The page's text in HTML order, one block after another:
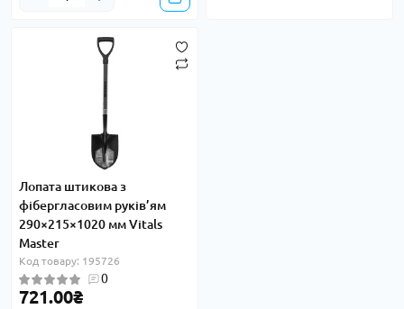
Лопата штикова з
фібергласовим руків’ям
290×215×1020 мм Vitals
Master
Код товару: 195726
0
721.00₴